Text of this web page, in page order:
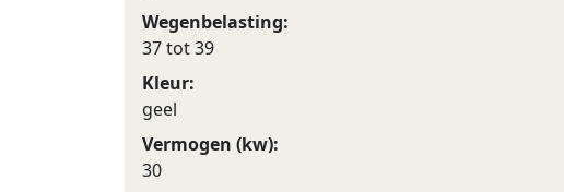
Wegenbelasting:
37 tot 39
Kleur:
geel
Vermogen (kw):
30